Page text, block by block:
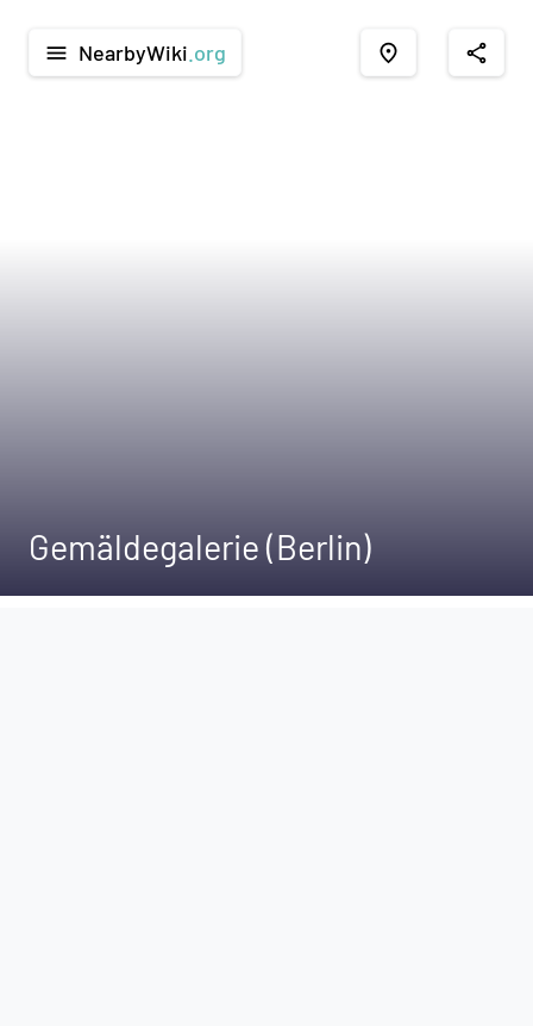
menu NearbyWiki .org place share
Gemäldegalerie (Berlin)